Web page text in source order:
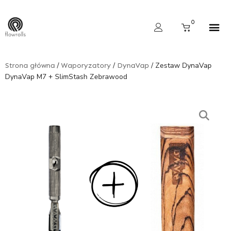
content
0
Cart
Strona główna / Waporyzatory/ DynaVap / Zestaw DynaVap
DynaVap M7 + SlimStash Zebrawood